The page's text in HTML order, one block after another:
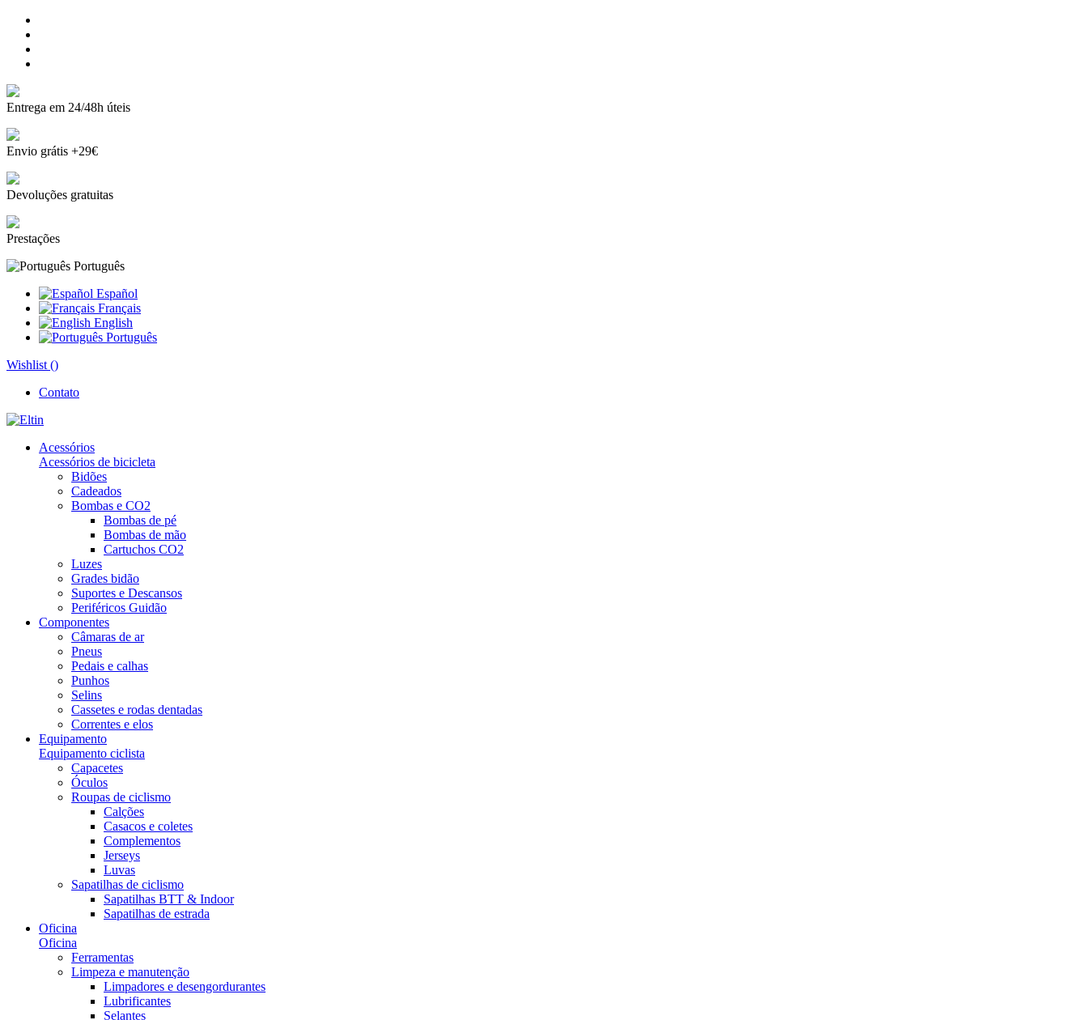
Entrega em 24/48h úteis
Envio grátis +29€
Devoluções gratuitas
Prestações
Português
Español
Français
English
Português
Wishlist ()
Contato
Acessórios
Acessórios de bicicleta
Bidões
Cadeados
Bombas e CO2
Bombas de pé
Bombas de mão
Cartuchos CO2
Luzes
Grades bidão
Suportes e Descansos
Periféricos Guidão
Componentes
Câmaras de ar
Pneus
Pedais e calhas
Punhos
Selins
Cassetes e rodas dentadas
Correntes e elos
Equipamento
Equipamento ciclista
Capacetes
Óculos
Roupas de ciclismo
Calções
Casacos e coletes
Complementos
Jerseys
Luvas
Sapatilhas de ciclismo
Sapatilhas BTT & Indoor
Sapatilhas de estrada
Oficina
Oficina
Ferramentas
Limpeza e manutenção
Limpadores e desengordurantes
Lubrificantes
Selantes